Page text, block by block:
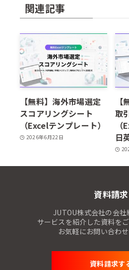
関連記事
【無料】海外市場選定
スコアリングシート
（Excelテンプレート）
2026年6月22日
取
日
資料請求
JUTOU株式会社の会社
サービスを紹介した資料を
お気軽にお問い合わせ
資料請求す